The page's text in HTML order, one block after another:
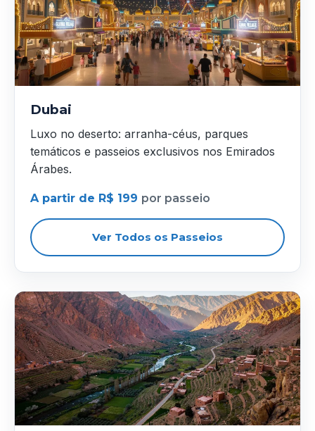
Dubai
Luxo no deserto: arranha-céus, parques
temáticos e passeios exclusivos nos Emirados
Árabes.
A partir de R$ 199 por passeio
Ver Todos os Passeios